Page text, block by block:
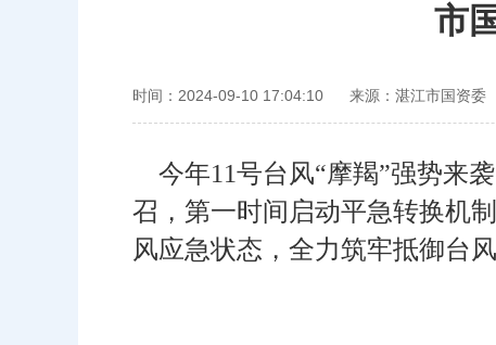
市
时间：2024-09-10 17:04:10 来源：湛江市国资委
今年11号台风“摩羯”强势来
召，第一时间启动平急转换机
风应急状态，全力筑牢抵御台